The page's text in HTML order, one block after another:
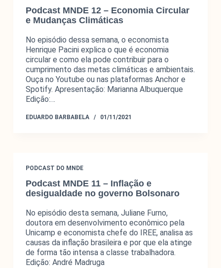
Podcast MNDE 12 – Economia Circular
e Mudanças Climáticas
No episódio dessa semana, o economista
Henrique Pacini explica o que é economia
circular e como ela pode contribuir para o
cumprimento das metas climáticas e ambientais.
Ouça no Youtube ou nas plataformas Anchor e
Spotify. Apresentação: Marianna Albuquerque
Edição:…
EDUARDO BARBABELA 01/11/2021
PODCAST DO MNDE
Podcast MNDE 11 – Inflação e
desigualdade no governo Bolsonaro
No episódio desta semana, Juliane Furno,
doutora em desenvolvimento econômico pela
Unicamp e economista chefe do IREE, analisa as
causas da inflação brasileira e por que ela atinge
de forma tão intensa a classe trabalhadora.
Edição: André Madruga